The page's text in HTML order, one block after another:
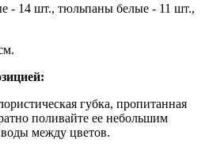
- 14 шт., тюльпаны белые - 11 шт.,
губка, пропитанная
поливайте ее небольшим
между цветов.